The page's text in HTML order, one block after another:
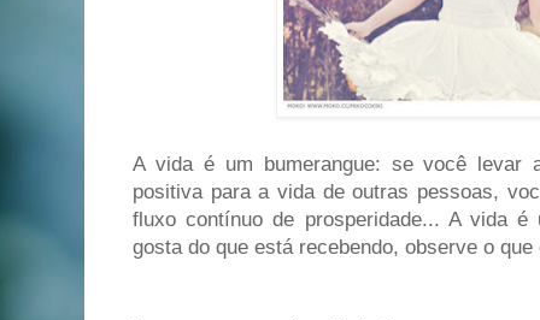
A vida é um bumerangue: se você levar
positiva para a vida de outras pessoas,
fluxo contínuo de prosperidade... A vida é
gosta do que está recebendo, observe o